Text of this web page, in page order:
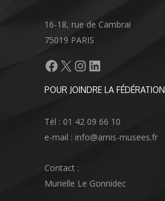
16-18, rue de Cambrai
75019 PARIS
Facebook
X Instagram
LinkedIn
POUR JOINDRE LA FÉDÉRATION
Tél : 01 42 09 66 10
e-mail : info@amis-musees.fr
Contact :
Murielle Le Gonnidec